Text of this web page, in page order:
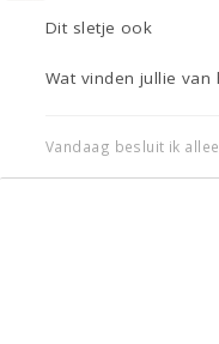
Dit sletje ook
Wat vinden jullie
Vandaag besluit ik